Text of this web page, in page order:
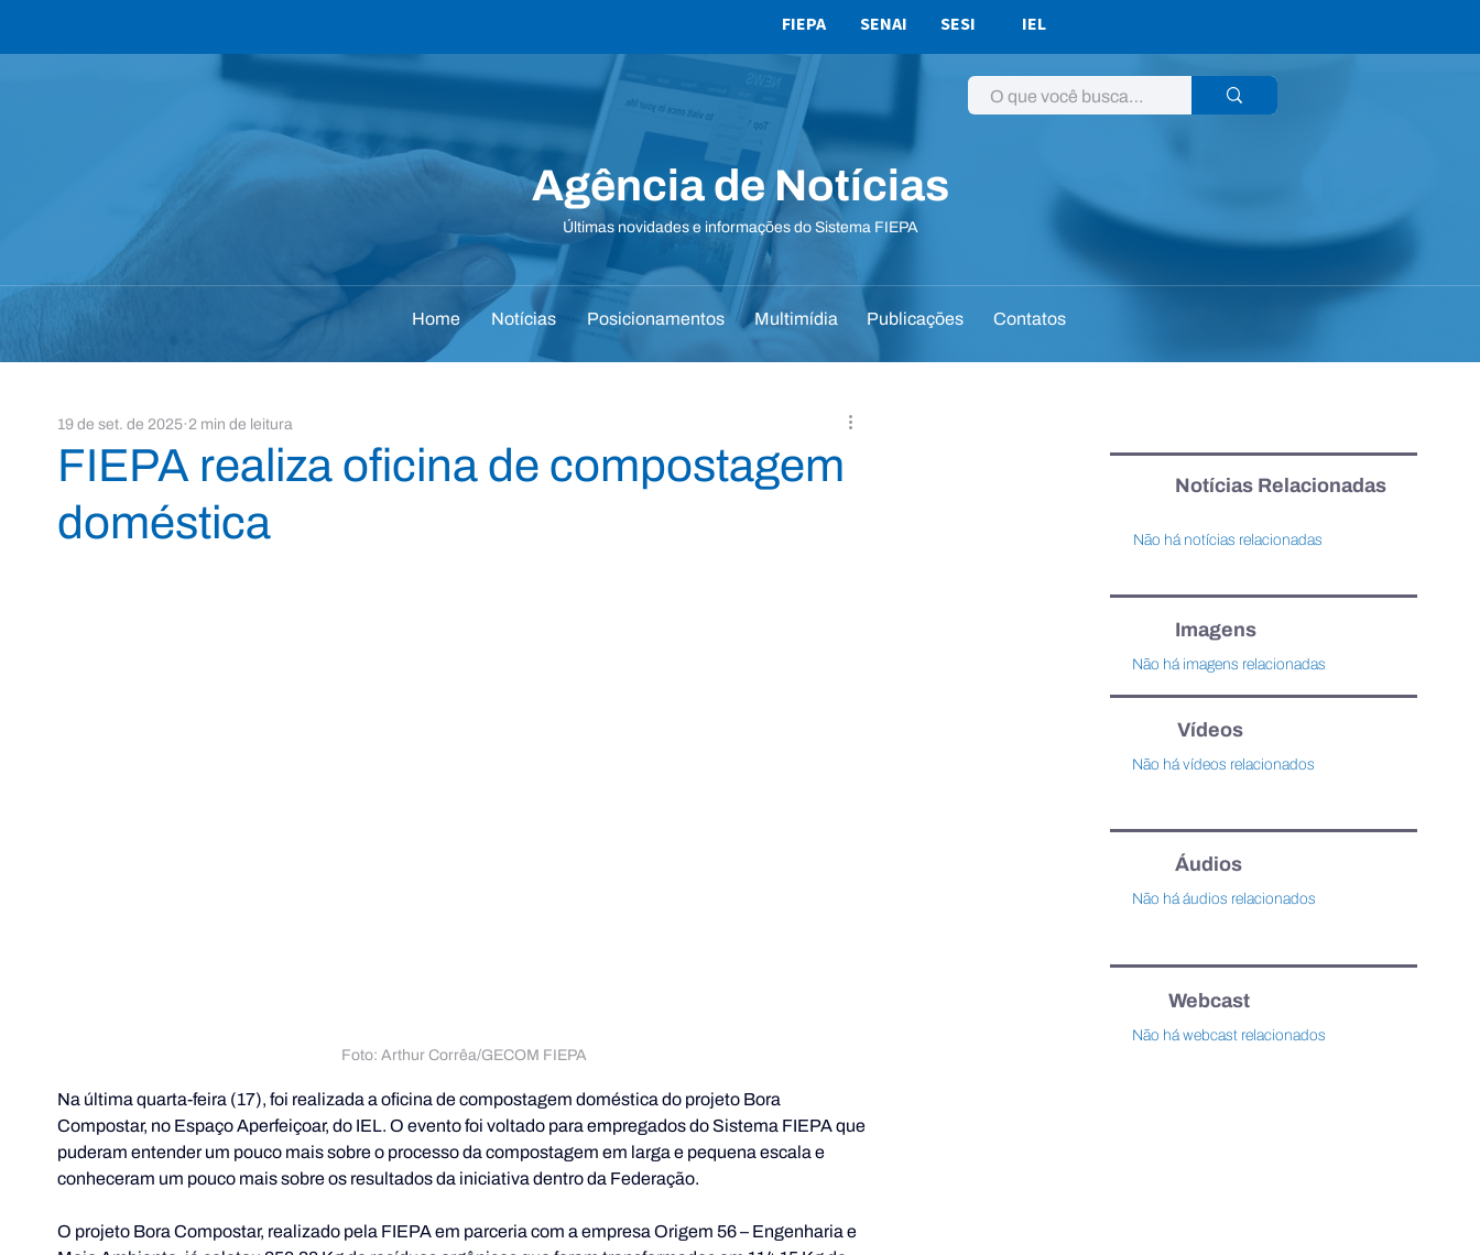
FIEPA SENAI SESI IEL
Agência de Notícias
Últimas novidades e informações do Sistema FIEPA
Home Notícias Posicionamentos Multimídia Publicações Contatos
FIEPA realiza oficina de compostagem
doméstica
19 de set. de 2025 2 min de leitura
Foto: Arthur Corrêa/GECOM FIEPA
Na última quarta-feira (17), foi realizada a oficina de compostagem doméstica do projeto Bora
Compostar, no Espaço Aperfeiçoar, do IEL. O evento foi voltado para empregados do Sistema FIEPA que
puderam entender um pouco mais sobre o processo da compostagem em larga e pequena escala e
conheceram um pouco mais sobre os resultados da iniciativa dentro da Federação.
O projeto Bora Compostar, realizado pela FIEPA em parceria com a empresa Origem 56 – Engenharia e
Notícias Relacionadas
Não há notícias relacionadas
Imagens
Não há imagens relacionadas
Vídeos
Não há vídeos relacionados
Áudios
Não há áudios relacionados
Webcast
Não há webcast relacionados